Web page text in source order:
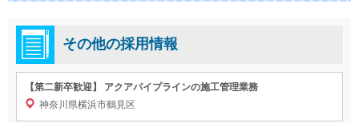
その他の採用情報
【第二新卒歓迎】 アクアパイプラインの施工管理業務
神奈川県横浜市鶴見区